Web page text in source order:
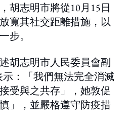
胡志明市將從10月15日
寬其社交距離措施，以
步。
胡志明市人民委員會副
示：「我們無法完全消滅
受與之共存」，她敦促
」，並嚴格遵守防疫措